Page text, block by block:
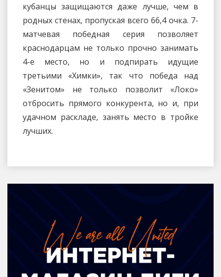
кубанцы защищаются даже лучше, чем в
родных стенах, пропуская всего 66,4 очка. 7-
матчевая победная серия позволяет
краснодарцам не только прочно занимать
4-е место, но и подпирать идущие
третьими «Химки», так что победа над
«Зенитом» не только позволит «Локо»
отбросить прямого конкурента, но и, при
удачном раскладе, занять место в тройке
лучших.